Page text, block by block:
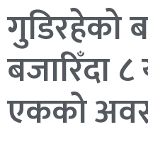
गुडिरहेको
बजारिँदा ८
एकको